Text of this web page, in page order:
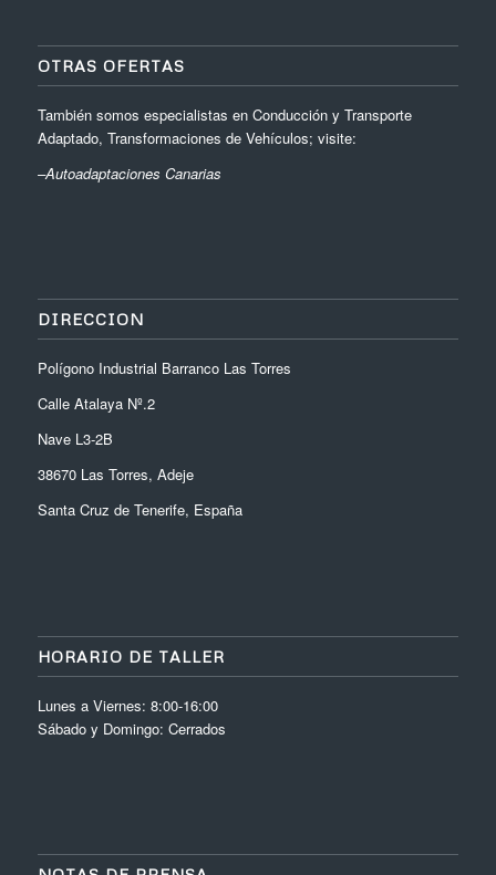
OTRAS OFERTAS
También somos especialistas en Conducción y Transporte
Adaptado, Transformaciones de Vehículos; visite:
–Autoadaptaciones Canarias
DIRECCION
Polígono Industrial Barranco Las Torres
Calle Atalaya Nº.2
Nave L3-2B
38670 Las Torres, Adeje
Santa Cruz de Tenerife, España
HORARIO DE TALLER
Lunes a Viernes: 8:00-16:00
Sábado y Domingo: Cerrados